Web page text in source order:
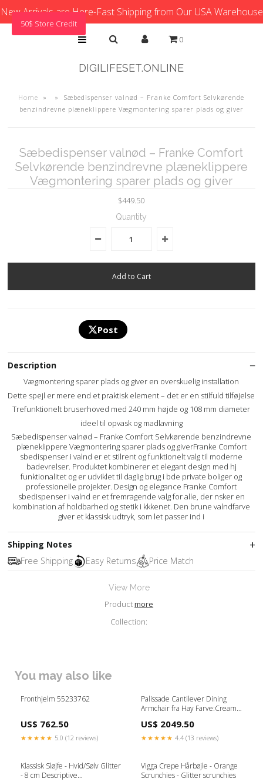
New Arrivals are Here-Fast Shipping from Our USA Warehouse
0
DIGILIFESET.ONLINE
Home » »
Sæbedispenser valnød – Franke Comfort Selvkørende
benzindrevne plæneklippere Vægmontering sparer plads og giver
Sæbedispenser valnød – Franke Comfort
Selvkørende benzindrevne plæneklippere
Vægmontering sparer plads og giver
$449.50
Quantity
Post
Description
Vægmontering sparer plads og giver en overskuelig installation
Dette spejl er mere end et praktisk element – det er en stilfuld tilføjelse
Trefunktionelt bruserhoved med 240 mm højde og 108 mm diameter
ideel til opvask og madlavning
Sæbedispenser valnød – Franke Comfort Selvkørende benzindrevne
plæneklippere Vægmontering sparer plads og giverFranke Comfort
sbedispenser i valnd er et stilrent og funktionelt valg til moderne
badevrelser. Produktet kombinerer et elegant design med hj
funktionalitet og er udviklet til daglig brug i bde private boliger og
professionelle projekter. Design og elegance Franke Comfort
sbedispenser i valnd er et fremragende valg for alle, der nsker en
kombination af holdbarhed og stetik i kkkenet. Den brune valndfarve
giver et klassisk udtryk, som let passer ind i
Shipping Notes
Free Shipping
Easy Returns Price Match
View More
Productmore
Collection:
You may also like
Fronthjelm 55233762
US$ 762.50
★★★★★ 5.0 (12 reviews)
Palissade Cantilever Dining
Armchair fra Hay Farve:Cream
US$ 2049.50
★★★★★ 4.4 (13 reviews)
Klassisk Sløjfe - Hvid/Sølv Glitter
- 8 cm Descriptive
Vigga Crepe Hårbøjle - Orange
Scrunchies - Glitter scrunchies
50$ Store Credit